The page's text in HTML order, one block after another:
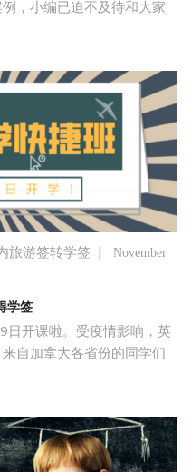
，小编已迫不及待和大家
旅游签转学签 |
November
学签
日开课啦。受疫情影响，英
自加拿大各省份的同学们